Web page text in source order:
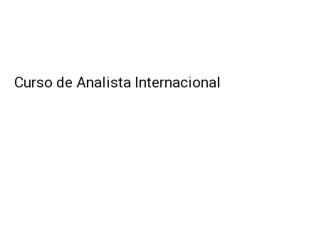
Curso de Analista Internacional